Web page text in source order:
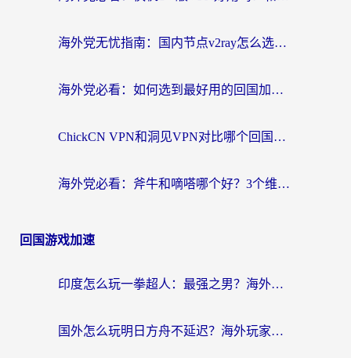
海外党无忧指南：国内节点v2ray怎么选？一键回国VPN+多场景实测帮你避坑
海外党必看：如何选到最好用的回国加速器？从节点到售后的全维度指南
ChickCN VPN和洞见VPN对比哪个回国效果更好？海外党亲测3款加速器+避坑指南
海外党必看：斧牛和嘀嗒哪个好？3个维度教你选对回国加速器
回国游戏加速
印度怎么玩一拳超人：最强之男？海外党国服游戏加速避坑指南
国外怎么玩明日方舟不延迟？海外玩家国服游戏加速终极指南（附DNF梦幻诛仙解决方案）